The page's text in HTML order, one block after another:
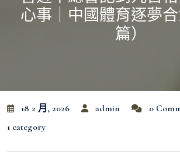
心事｜中國體育逐夢
篇）
18 2 月, 2026 admin
0
1 category